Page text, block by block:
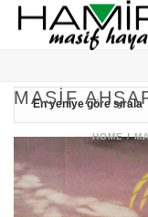
MASIF
HOME/